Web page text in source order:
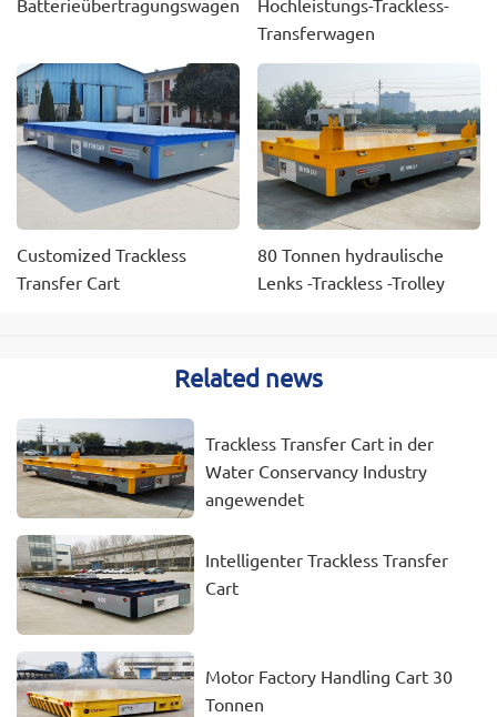
Transferwagen
Customized Trackless
Transfer Cart
80 Tonnen hydraulische
Lenks -Trackless -Trolley
Related news
Trackless Transfer Cart in der
Water Conservancy Industry
angewendet
Intelligenter Trackless Transfer
Cart
Motor Factory Handling Cart 30
Tonnen